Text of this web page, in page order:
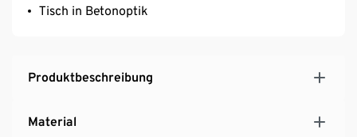
Tisch in Betonoptik
Produktbeschreibung
Material